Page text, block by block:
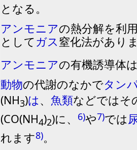
となる 。
アンモニアの熱分解を利
としてガス窒化法があり
アンモニアの有機誘導体
動物の代謝のなかでタン
(NH3)は、 魚類などではそ
(CO(NH4)2)に、 6)や7)では
れます8)。